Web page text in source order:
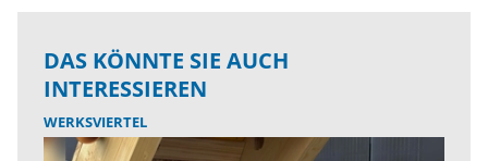
DAS KÖNNTE SIE AUCH
INTERESSIEREN
WERKSVIERTEL